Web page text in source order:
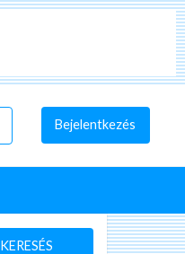
Bejelentkezés
KERESÉS